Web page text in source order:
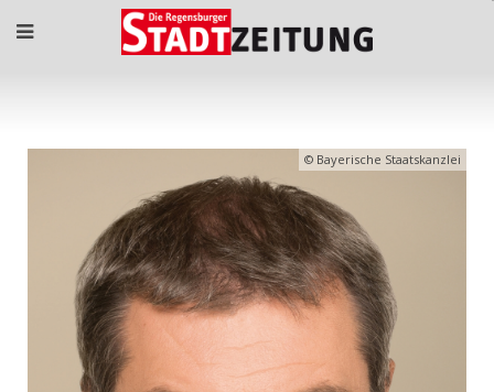
Bayerische Staatskanzlei